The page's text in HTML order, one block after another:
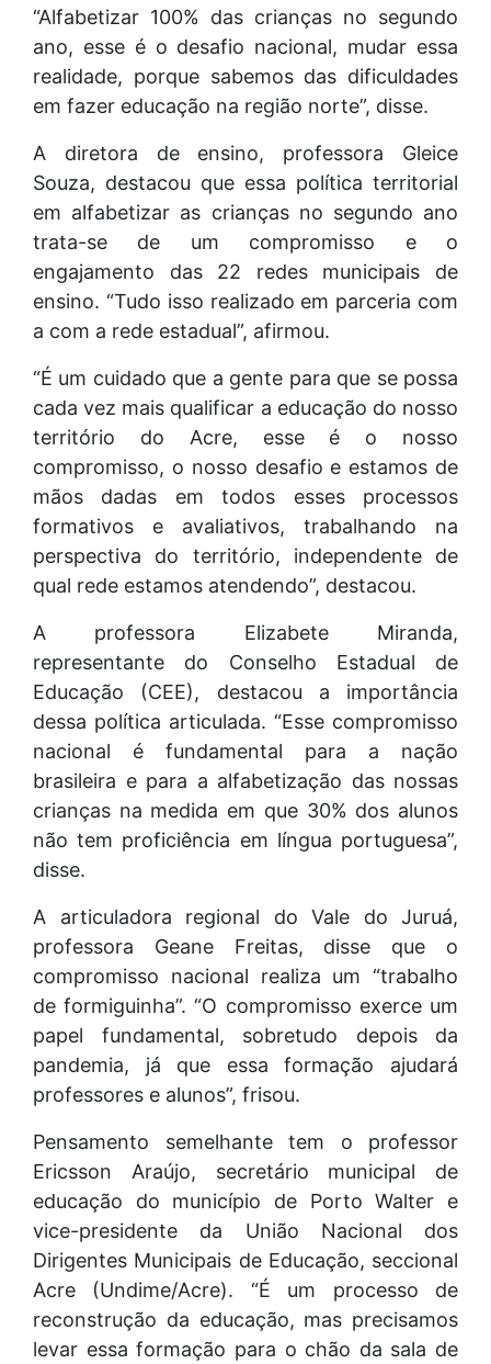
“Alfabetizar 100% das crianças no segundo
ano, esse é o desafio nacional, mudar essa
realidade, porque sabemos das dificuldades
em fazer educação na região norte”, disse.
A diretora de ensino, professora Gleice
Souza, destacou que essa política territorial
em alfabetizar as crianças no segundo ano
trata-se de um compromisso e o
engajamento das 22 redes municipais de
ensino. “Tudo isso realizado em parceria com
a com a rede estadual”, afirmou.
“É um cuidado que a gente para que se possa
cada vez mais qualificar a educação do nosso
território do Acre, esse é o nosso
compromisso, o nosso desafio e estamos de
mãos dadas em todos esses processos
formativos e avaliativos, trabalhando na
perspectiva do território, independente de
qual rede estamos atendendo”, destacou.
A professora Elizabete Miranda,
representante do Conselho Estadual de
Educação (CEE), destacou a importância
dessa política articulada. “Esse compromisso
nacional é fundamental para a nação
brasileira e para a alfabetização das nossas
crianças na medida em que 30% dos alunos
não tem proficiência em língua portuguesa”,
disse.
A articuladora regional do Vale do Juruá,
professora Geane Freitas, disse que o
compromisso nacional realiza um “trabalho
de formiguinha”. “O compromisso exerce um
papel fundamental, sobretudo depois da
pandemia, já que essa formação ajudará
professores e alunos”, frisou.
Pensamento semelhante tem o professor
Ericsson Araújo, secretário municipal de
educação do município de Porto Walter e
vice-presidente da União Nacional dos
Dirigentes Municipais de Educação, seccional
Acre (Undime/Acre). “É um processo de
reconstrução da educação, mas precisamos
levar essa formação para o chão da sala de